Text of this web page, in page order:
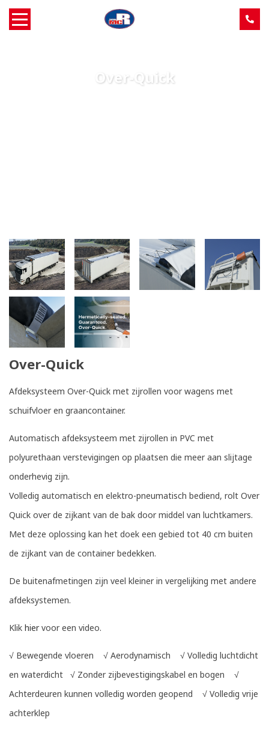
Contact
Over-Quick
Over-Quick
Afdeksysteem Over-Quick met zijrollen voor wagens met
schuifvloer en graancontainer.
Automatisch afdeksysteem met zijrollen in PVC met
polyurethaan verstevigingen op plaatsen die meer aan slijtage
onderhevig zijn.
Volledig automatisch en elektro-pneumatisch bediend, rolt Over
Quick over de zijkant van de bak door middel van luchtkamers.
Met deze oplossing kan het doek een gebied tot 40 cm buiten
de zijkant van de container bedekken.
De buitenafmetingen zijn veel kleiner in vergelijking met andere
afdeksystemen.
Klik hiervoor een video.
√ Bewegende vloeren √ Aerodynamisch √ Volledig luchtdicht
en waterdicht
√ Zonder zijbevestigingskabel en bogen √
Achterdeuren kunnen volledig worden geopend √ Volledig vrije
achterklep